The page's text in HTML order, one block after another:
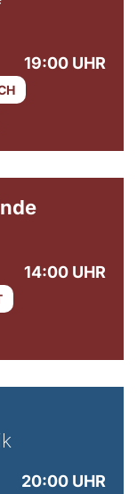
19:00 UHR
14:00 UHR
20:00 UHR